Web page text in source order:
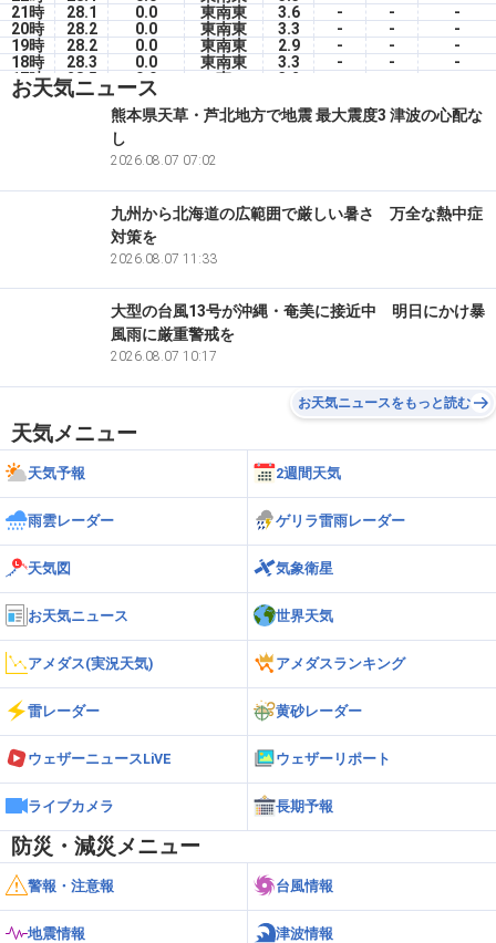
21時
28.1 0.0 東南東 3.6 - -
-
20時
28.2 0.0 東南東 3.3 - -
-
19時
28.2 0.0 東南東 2.9 - -
-
18時
28.3 0.0 東南東 3.3 - -
-
17時
28.5 0.0 東 3.2
16時
29.1 0.0
0.0 東 3.8 - -
-
0.0 東 3.5 -
-
0.0 東北東
お天気ニュース
熊本県天草・芦北地方で地震 最大震度3 津波の心配な
し
2026.08.07 07:02
九州から北海道の広範囲で厳しい暑さ 万全な熱中症
対策を
2026.08.07 11:33
大型の台風13号が沖縄・奄美に接近中 明日にかけ暴
風雨に厳重警戒を
2026.08.07 10:17
お天気ニュースをもっと読む
天気メニュー
天気予報 2週間天気
雨雲レーダー ゲリラ雷雨レーダー
天気図 気象衛星
お天気ニュース 世界天気
アメダス(実況天気) アメダスランキング
雷レーダー 黄砂レーダー
ウェザーニュースLiVE ウェザーリポート
ライブカメラ 長期予報
防災・減災メニュー
警報・注意報 台風情報
地震情報 津波情報